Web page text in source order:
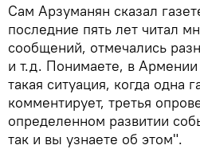
Сам Арзуманян сказал
последние пять лет читал
сообщений, отмечались
и т.д. Понимаете, в
такая ситуация, когда одна
комментирует, третья
определенном развитии
так и вы узнаете об этом".